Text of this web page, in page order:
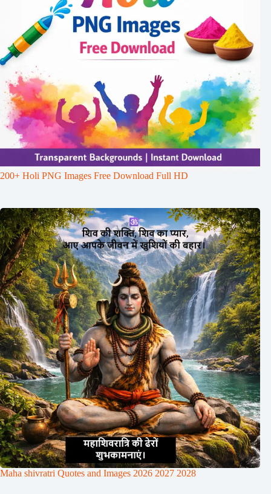
200+ Holi PNG Images Free Download Full HD
Maha shivratri Quotes and Images 2026 2027 2028